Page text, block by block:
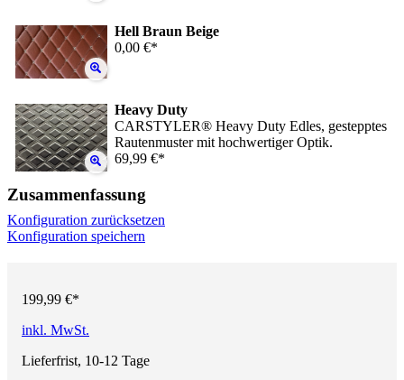
Hell Braun Beige
0,00 €*
Heavy Duty
CARSTYLER® Heavy Duty Edles, gestepptes
Rautenmuster mit hochwertiger Optik.
69,99 €*
Zusammenfassung
Konfiguration zurücksetzen
Konfiguration speichern
199,99 €*
inkl. MwSt.
Lieferfrist, 10-12 Tage